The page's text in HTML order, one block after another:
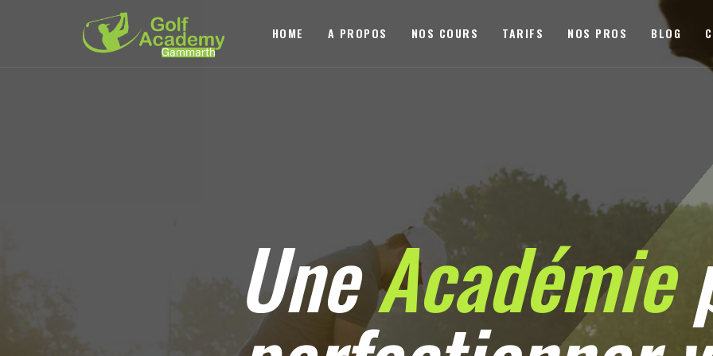
HOME A PROPOS NOS COURS TARIFS NOS PROS BLOG
UneAcadémie